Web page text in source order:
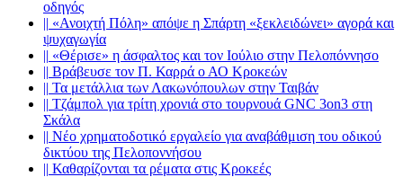
οδηγός
|| «Ανοιχτή Πόλη» απόψε η Σπάρτη «ξεκλειδώνει» αγορά και
ψυχαγωγία
|| «Θέρισε» η άσφαλτος και τον Ιούλιο στην Πελοπόννησο
|| Βράβευσε τον Π. Καρρά ο ΑΟ Κροκεών
|| Τα μετάλλια των Λακωνόπουλων στην Ταιβάν
|| Τζάμπολ για τρίτη χρονιά στο τουρνουά GNC 3on3 στη
Σκάλα
|| Νέο χρηματοδοτικό εργαλείο για αναβάθμιση του οδικού
δικτύου της Πελοποννήσου
|| Καθαρίζονται τα ρέματα στις Κροκεές